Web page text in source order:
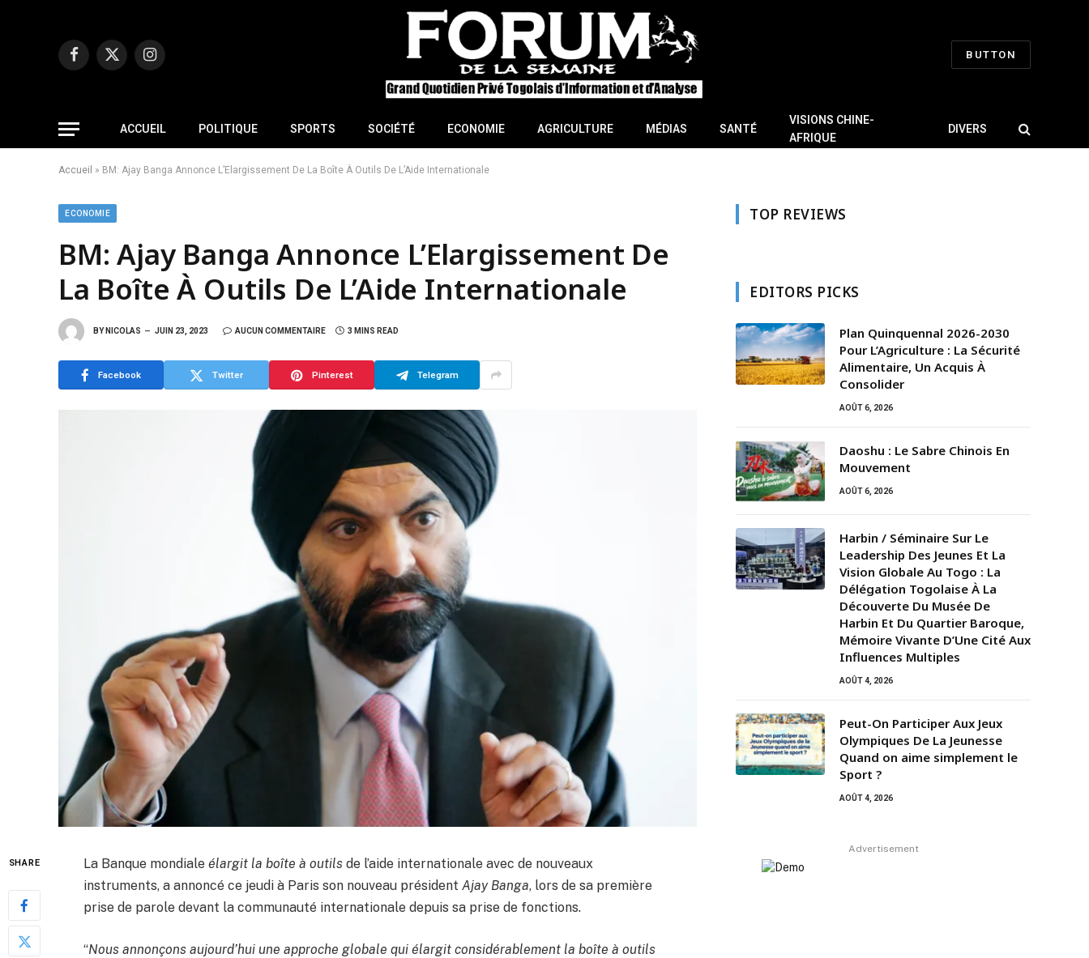
Facebook
X
Instagram
BUTTON
ACCUEIL POLITIQUE SPORTS SOCIÉTÉ ECONOMIE AGRICULTURE MÉDIAS SANTÉ
VISIONS CHINE-
AFRIQUE
DIVERS
Accueil » BM: Ajay Banga Annonce L’Elargissement De La Boîte À Outils De L’Aide Internationale
ECONOMIE
BM: Ajay Banga Annonce L’Elargissement De
La Boîte À Outils De L’Aide Internationale
BY NICOLAS JUIN 23, 2023 AUCUN COMMENTAIRE 3 MINS READ
Facebook Twitter Pinterest Telegram
SHARE La Banque mondiale élargit la boîte à outils de l’aide internationale avec de nouveaux
instruments, a annoncé ce jeudi à Paris son nouveau président Ajay Banga, lors de sa première
prise de parole devant la communauté internationale depuis sa prise de fonctions.
“Nous annonçons aujourd’hui une approche globale qui élargit considérablement la boîte à outils
TOP REVIEWS
EDITORS PICKS
Plan Quinquennal 2026-2030
Pour L’Agriculture : La Sécurité
Alimentaire, Un Acquis À
Consolider
AOÛT 6, 2026
Daoshu : Le Sabre Chinois En
Mouvement
AOÛT 6, 2026
Harbin / Séminaire Sur Le
Leadership Des Jeunes Et La
Vision Globale Au Togo : La
Délégation Togolaise À La
Découverte Du Musée De
Harbin Et Du Quartier Baroque,
Mémoire Vivante D’Une Cité Aux
Influences Multiples
AOÛT 4, 2026
Peut-On Participer Aux Jeux
Olympiques De La Jeunesse
Quand on aime simplement le
Sport ?
AOÛT 4, 2026
Advertisement